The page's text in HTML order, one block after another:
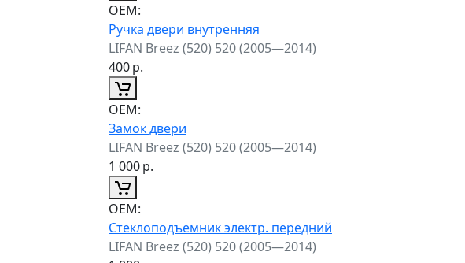
ОЕМ:
Ручка двери внутренняя
LIFAN Breez (520) 520 (2005—2014)
400р.
ОЕМ:
Замок двери
LIFAN Breez (520) 520 (2005—2014)
1 000р.
ОЕМ:
Стеклоподъемник электр. передний
LIFAN Breez (520) 520 (2005—2014)